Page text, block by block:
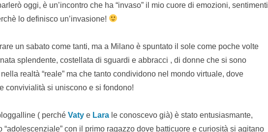
oggi, è un’incontro che ha “invaso” il mio cuore di emozioni, sentimenti
lo definisco un’invasione!
un sabato come tanti, ma a Milano è spuntato il sole come poche volte
splendente, costellata di sguardi e abbracci , di donne che si sono
realtà “reale” ma che tanto condividono nel mondo virtuale, dove
convivialità si uniscono e si fondono!
( perché Vaty e Lara le conoscevo già) è stato entusiasmante,
“adolescenziale” con il primo ragazzo dove batticuore e curiosità si agitano